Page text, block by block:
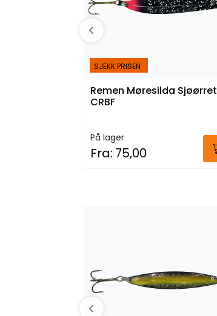
SJEKK PRISEN
Remen Møresilda Sjøørret
CRBF
På lager
Fra: 75,00